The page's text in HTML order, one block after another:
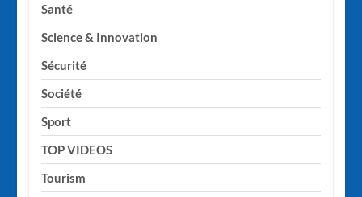
Santé
Science & Innovation
Sécurité
Société
Sport
TOP VIDEOS
Tourism